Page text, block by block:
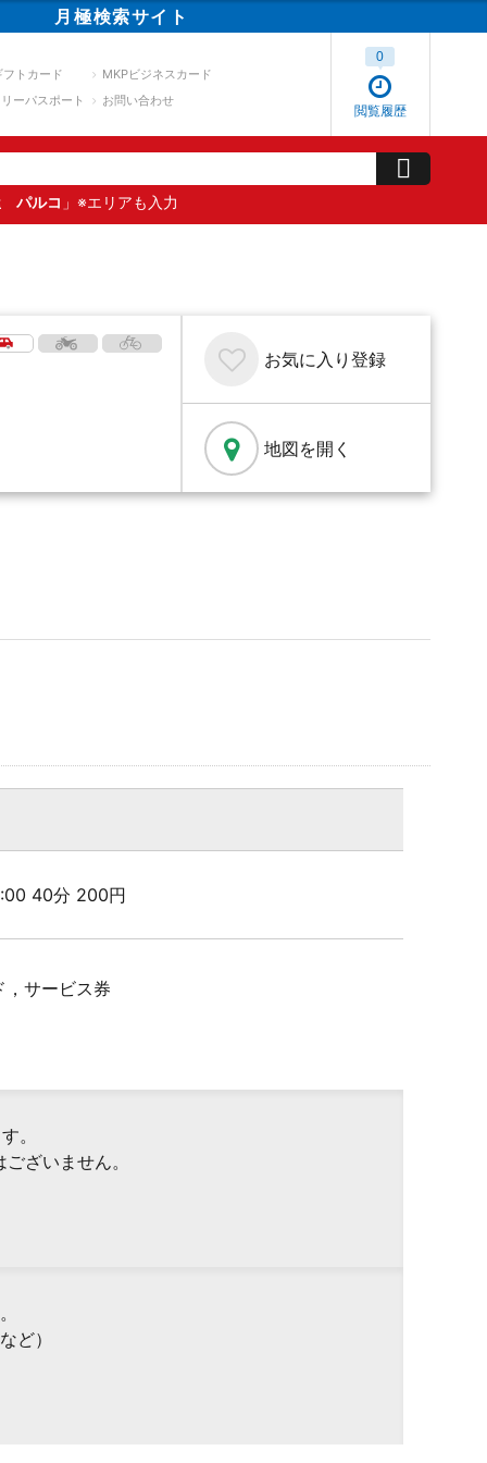
月極検索サイト
フトカード
MKPビジネスカード
ーパスポート
お問い合わせ
閲覧履歴
0
パルコ 」※エリアも入力
お気に入り 登録
地図を開く
40分 200円
サービス券
。
ざいません。
ど）